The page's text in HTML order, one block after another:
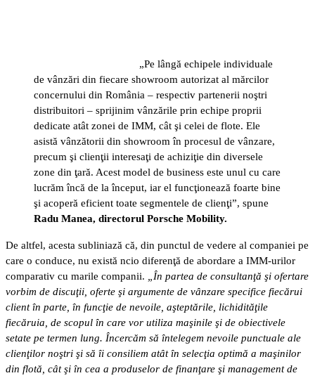
„Pe lângă echipele individuale
de vânzări din fiecare showroom autorizat al mărcilor
concernului din România – respectiv partenerii noştri
distribuitori – sprijinim vânzările prin echipe proprii
dedicate atât zonei de IMM, cât şi celei de flote. Ele
asistă vânzătorii din showroom în procesul de vânzare,
precum şi clienţii interesaţi de achiziţie din diversele
zone din ţară. Acest model de business este unul cu care
lucrăm încă de la început, iar el funcţionează foarte bine
şi acoperă eficient toate segmentele de clienţi”, spune
Radu Manea, directorul Porsche Mobility.
De altfel, acesta subliniază că, din punctul de vedere al companiei pe
care o conduce, nu există ncio diferenţă de abordare a IMM-urilor
comparativ cu marile companii. „În partea de consultanţă şi ofertare
vorbim de discuţii, oferte şi argumente de vânzare specifice fiecărui
client în parte, în funcţie de nevoile, aşteptările, lichidităţile
fiecăruia, de scopul în care vor utiliza maşinile şi de obiectivele
setate pe termen lung. Încercăm să întelegem nevoile punctuale ale
clienţilor noştri şi să îi consiliem atât în selecţia optimă a maşinilor
din flotă, cât şi în cea a produselor de finanţare şi management de